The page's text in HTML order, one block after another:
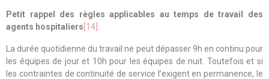
Petit rappel des règles applicables au temps de travail des
agents hospitaliers [14]
La durée quotidienne du travail ne peut dépasser 9h en continu pour
les équipes de jour et 10h pour les équipes de nuit. Toutefois et si
les contraintes de continuité de service l’exigent en permanence, le